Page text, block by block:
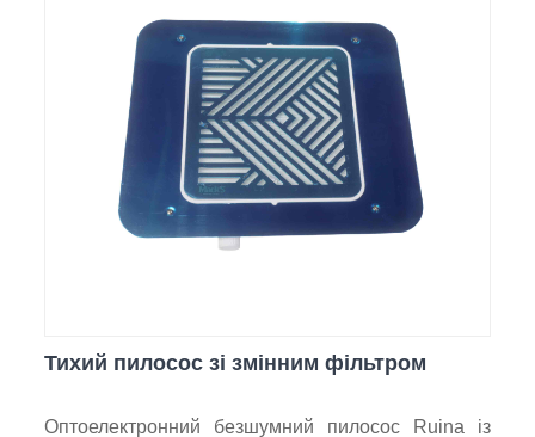
Тихий пилосос зі змінним фільтром
Оптоелектронний безшумний пилосос Ruina із